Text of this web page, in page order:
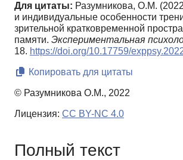
Для цитаты: Разумникова, О.М.
и индивидуальные особенности
зрительной кратковременной
памяти. Экспериментальная
18. https://doi.org/10.17759/
Копировать для цитаты
© Разумникова О.М., 2022
Лицензия: CC BY-NC 4.0
Полный текст